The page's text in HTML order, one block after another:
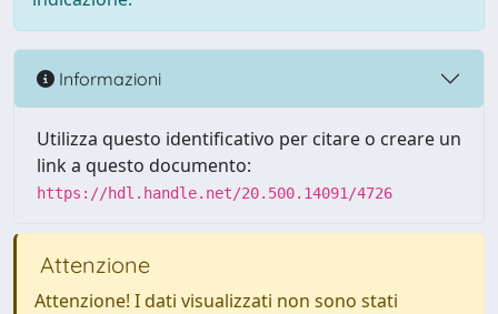
Informazioni
Utilizza questo identificativo per citare o creare un
link a questo documento:
https://hdl.handle.net/20.500.14091/4726
Attenzione
Attenzione! I dati visualizzati non sono stati